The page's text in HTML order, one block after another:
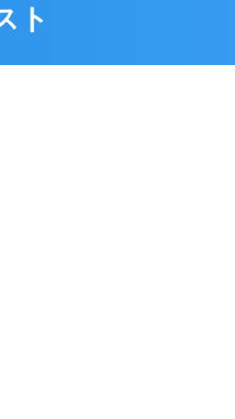
ト